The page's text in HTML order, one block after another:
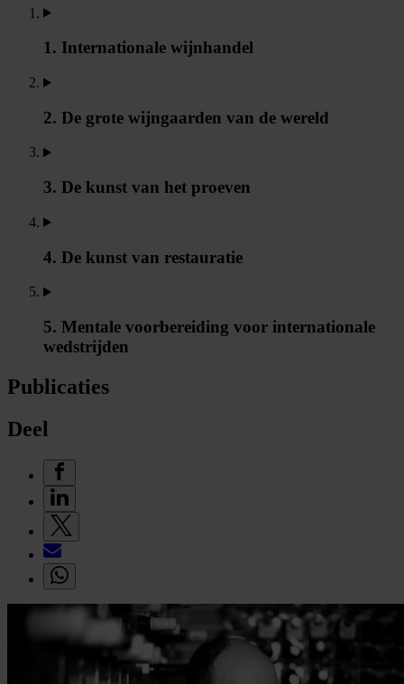
1. Internationale wijnhandel
2. De grote wijngaarden van de wereld
3. De kunst van het proeven
4. De kunst van restauratie
5. Mentale voorbereiding voor internationale
wedstrijden
Publicaties
Deel